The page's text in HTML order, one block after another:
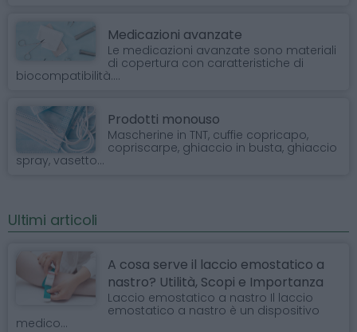
Medicazioni avanzate
Le medicazioni avanzate sono materiali
di copertura con caratteristiche di
biocompatibilità....
Prodotti monouso
Mascherine in TNT, cuffie copricapo,
copriscarpe, ghiaccio in busta, ghiaccio
spray, vasetto...
Ultimi articoli
A cosa serve il laccio emostatico a
nastro? Utilità, Scopi e Importanza
Laccio emostatico a nastro Il laccio
emostatico a nastro è un dispositivo
medico...